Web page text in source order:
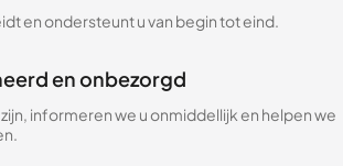
en ondersteunt u van begin tot eind.
en onbezorgd
informeren we u onmiddellijk en helpen we